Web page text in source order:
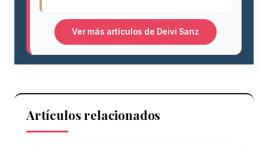
Ver más artículos de Deivi Sanz
Artículos relacionados